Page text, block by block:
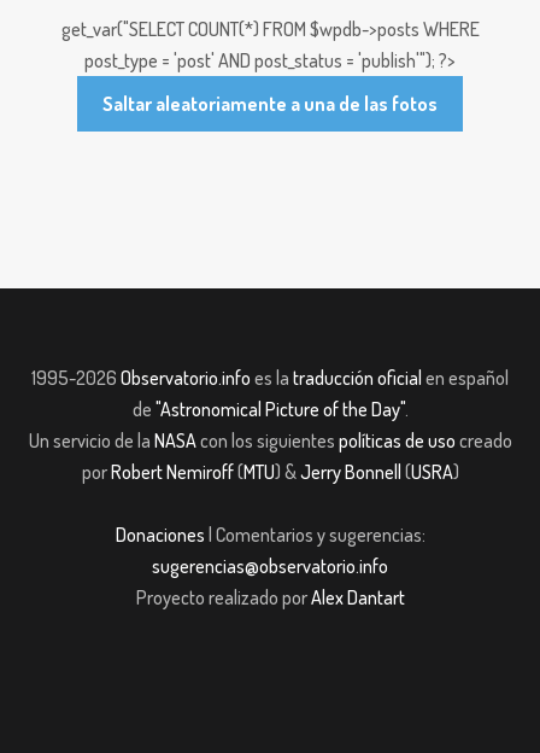
get_var("SELECT COUNT(*) FROM $wpdb->posts WHERE
post_type = 'post' AND post_status = 'publish'"); ?>
Saltar aleatoriamente a una de las fotos
1995-2026 Observatorio.info es la traducción oficial en español
de "Astronomical Picture of the Day".
Un servicio de la NASAcon los siguientes políticas de uso creado
porRobert Nemiroff(MTU) &Jerry Bonnell (USRA)
Donaciones | Comentarios y sugerencias:
sugerencias@observatorio.info
Proyecto realizado porAlex Dantart